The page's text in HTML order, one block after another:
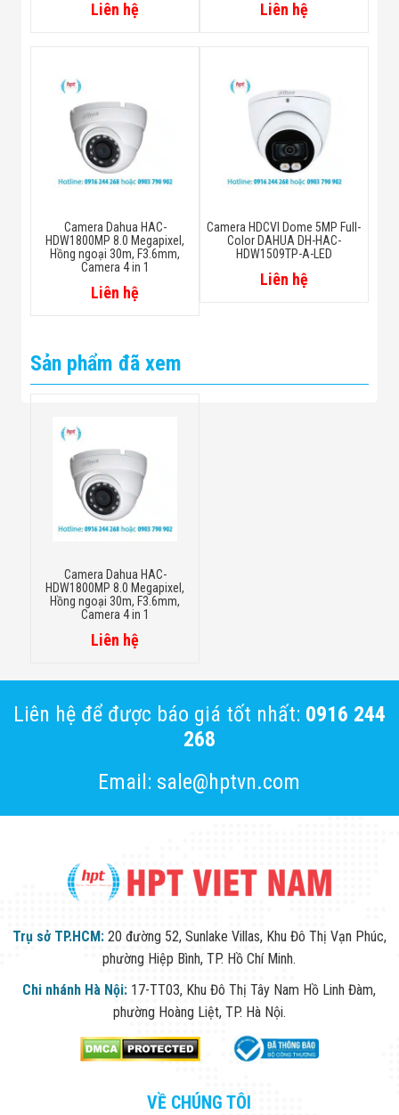
Resolution
4K (3840 × 2160); 5M
(960 × 576/960 × 480)
Day/Night Auto switch by ICR
WDR DWDR
Gain Control Auto; manual
Noise Reduction
Mirror Off/On
Privacy Masking
Certifications
Certifications
EN55024, EN50130-
4,EN60950-1)
15 subpartB, ANSI
UL (UL60950-
1+CAN/CSA C22.2
No.60950-1)
Video output choices
Liên hệ Liên hệ
Camera Dahua HAC-
HDW1800MP 8.0 Megapixel,
Hồng ngoại 30m, F3.6mm,
Camera 4 in 1
Liên hệ
Camera HDCVI Dome 5MP Full-
Color DAHUA DH-HAC-
HDW1509TP-A-LED
Liên hệ
Sản phẩm đã xem
Camera Dahua HAC-
HDW1800MP 8.0 Megapixel,
Hồng ngoại 30m, F3.6mm,
Camera 4 in 1
Liên hệ
Liên hệ để được báo giá tốt nhất: 0916 244
268
Email: sale@hptvn.com
Trụ sở TP.HCM: 20 đường 52, Sunlake Villas, Khu Đô Thị Vạn Phúc,
phường Hiệp Bình, TP. Hồ Chí Minh.
Chi nhánh Hà Nội: 17-TT03, Khu Đô Thị Tây Nam Hồ Linh Đàm,
phường Hoàng Liệt, TP. Hà Nội.
VỀ CHÚNG TÔI